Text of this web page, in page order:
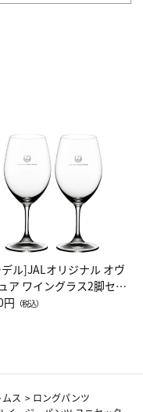
ル]JALオリジナル オヴ
ア ワイングラス2脚セッ
ッドワイン）
円 （税込）
ス > ロングパンツ